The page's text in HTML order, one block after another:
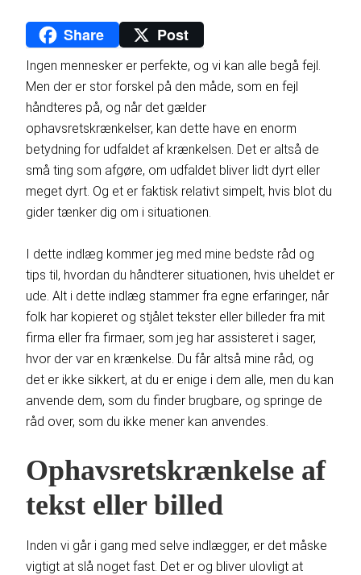
Share Post
Ingen mennesker er perfekte, og vi kan alle begå fejl.
Men der er stor forskel på den måde, som en fejl
håndteres på, og når det gælder
ophavsretskrænkelser, kan dette have en enorm
betydning for udfaldet af krænkelsen. Det er altså de
små ting som afgøre, om udfaldet bliver lidt dyrt eller
meget dyrt. Og et er faktisk relativt simpelt, hvis blot du
gider tænker dig om i situationen.
I dette indlæg kommer jeg med mine bedste råd og
tips til, hvordan du håndterer situationen, hvis uheldet er
ude. Alt i dette indlæg stammer fra egne erfaringer, når
folk har kopieret og stjålet tekster eller billeder fra mit
firma eller fra firmaer, som jeg har assisteret i sager,
hvor der var en krænkelse. Du får altså mine råd, og
det er ikke sikkert, at du er enige i dem alle, men du kan
anvende dem, som du finder brugbare, og springe de
råd over, som du ikke mener kan anvendes.
Ophavsretskrænkelse af
tekst eller billed
Inden vi går i gang med selve indlægger, er det måske
vigtigt at slå noget fast. Det er og bliver ulovligt at